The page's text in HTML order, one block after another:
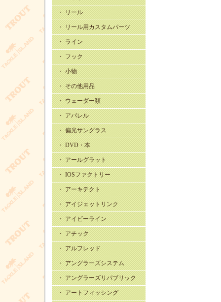
・ リール
・ リール用カスタムパーツ
・ ライン
・ フック
・ 小物
・ その他用品
・ ウェーダー類
・ アパレル
・ 偏光サングラス
・ DVD・本
・ アールグラット
・ IOSファクトリー
・ アーキテクト
・ アイジェットリンク
・ アイビーライン
・ アチック
・ アルフレッド
・ アングラーズシステム
・ アングラーズリパブリック
・ アートフィッシング